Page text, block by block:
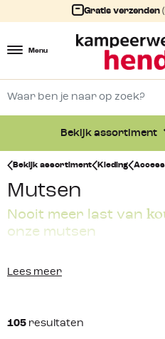
Gratis verzenden
Menu
Bekijk assortiment
Bekijk assortiment Kleding
Mutsen
Nooit meer last van
onze mutsen
Lees meer
105 resultaten